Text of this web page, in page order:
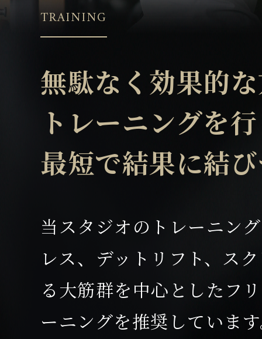
TRAINING
無駄なく効果的
トレーニングを
最短で結果に結
当スタジオのトレーニン
レス、デットリフト、ス
る大筋群を中心としたフ
ーニングを推奨していま